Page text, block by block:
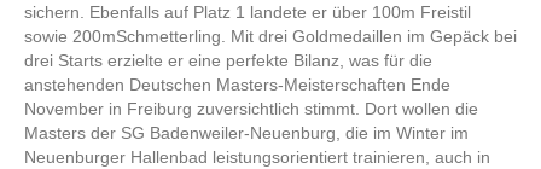
sichern. Ebenfalls auf Platz 1 landete er über 100m Freistil
sowie 200mSchmetterling. Mit drei Goldmedaillen im Gepäck bei
drei Starts erzielte er eine perfekte Bilanz, was für die
anstehenden Deutschen Masters-Meisterschaften Ende
November in Freiburg zuversichtlich stimmt. Dort wollen die
Masters der SG Badenweiler-Neuenburg, die im Winter im
Neuenburger Hallenbad leistungsorientiert trainieren, auch in